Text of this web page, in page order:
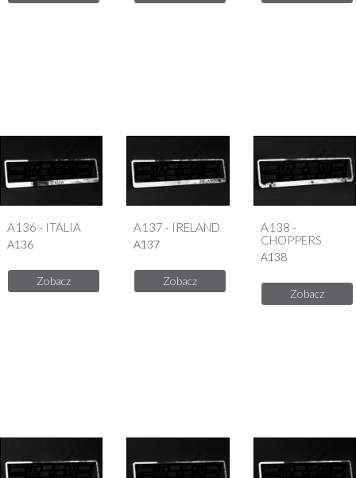
A136 - ITALIA
A136
Zobacz
A137 - IRELAND
A137
Zobacz
A138 -
CHOPPERS
A138
Zobacz